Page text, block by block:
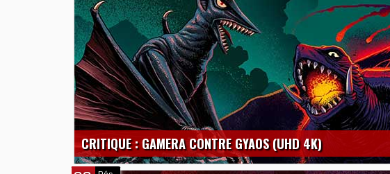
CRITIQUE : GAMERA CONTRE GYAOS (UHD 4K)